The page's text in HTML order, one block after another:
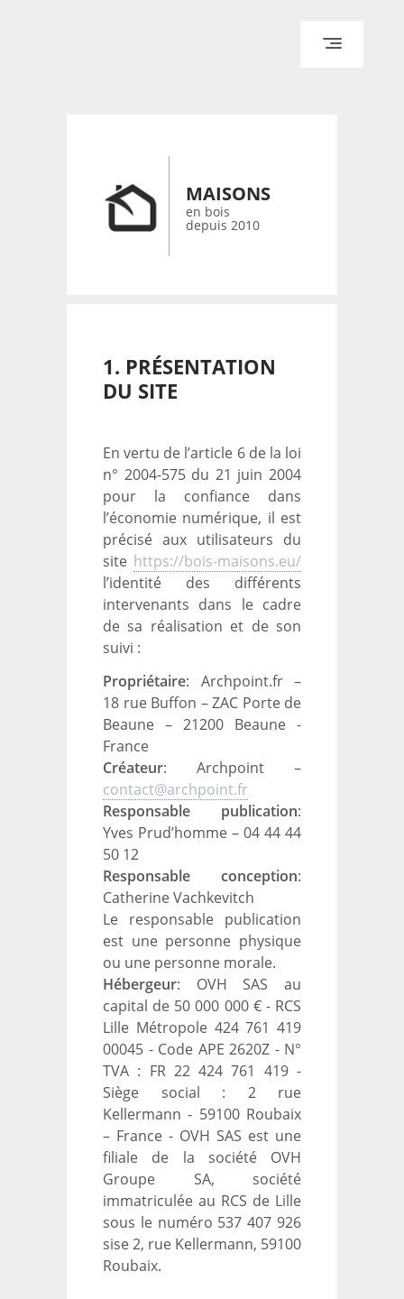
CONTACT
MAISONS
en bois
depuis 2010
1. PRÉSENTATION
DU SITE
En vertu de l’article 6 de la loi
n° 2004-575 du 21 juin 2004
pour la confiance dans
l’économie numérique, il est
précisé aux utilisateurs du
site https://bois-maisons.eu/
l’identité des différents
intervenants dans le cadre
de sa réalisation et de son
suivi :
Propriétaire: Archpoint.fr –
18 rue Buffon – ZAC Porte de
Beaune – 21200 Beaune -
France
Créateur: Archpoint –
contact@archpoint.fr
Responsable publication:
Yves Prud’homme – 04 44 44
50 12
Responsable conception:
Catherine Vachkevitch
Le responsable publication
est une personne physique
ou une personne morale.
Hébergeur: OVH SAS au
capital de 50 000 000 € - RCS
Lille Métropole 424 761 419
00045 - Code APE 2620Z - N°
TVA : FR 22 424 761 419 -
Siège social : 2 rue
Kellermann - 59100 Roubaix
– France - OVH SAS est une
filiale de la société OVH
Groupe SA, société
immatriculée au RCS de Lille
sous le numéro 537 407 926
sise 2, rue Kellermann, 59100
Roubaix.